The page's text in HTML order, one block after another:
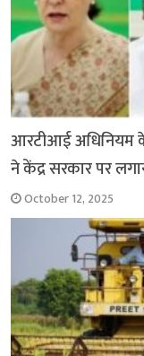
आरटीआई अधिनियम
ने केंद्र सरकार पर
October 12, 2025